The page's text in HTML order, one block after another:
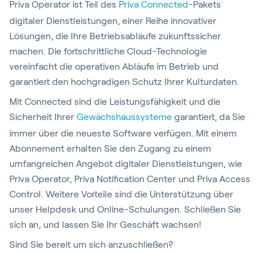
Priva Operator ist Teil des Priva Connected-Pakets
digitaler Dienstleistungen, einer Reihe innovativer
Lösungen, die Ihre Betriebsabläufe zukunftssicher
machen. Die fortschrittliche Cloud-Technologie
vereinfacht die operativen Abläufe im Betrieb und
garantiert den hochgradigen Schutz Ihrer Kulturdaten.
Mit Connected sind die Leistungsfähigkeit und die
Sicherheit Ihrer Gewächshaussysteme garantiert, da Sie
immer über die neueste Software verfügen. Mit einem
Abonnement erhalten Sie den Zugang zu einem
umfangreichen Angebot digitaler Dienstleistungen, wie
Priva Operator, Priva Notification Center und Priva Access
Control. Weitere Vorteile sind die Unterstützung über
unser Helpdesk und Online-Schulungen. Schließen Sie
sich an, und lassen Sie Ihr Geschäft wachsen!
Sind Sie bereit um sich anzuschließen?